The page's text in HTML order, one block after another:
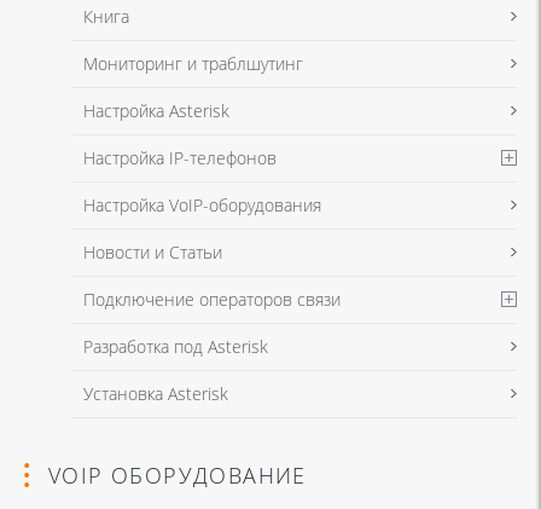
Книга
Мониторинг и траблшутинг
Настройка Asterisk
Настройка IP-телефонов
Настройка VoIP-оборудования
Новости и Статьи
Подключение операторов связи
Разработка под Asterisk
Установка Asterisk
VOIP ОБОРУДОВАНИЕ